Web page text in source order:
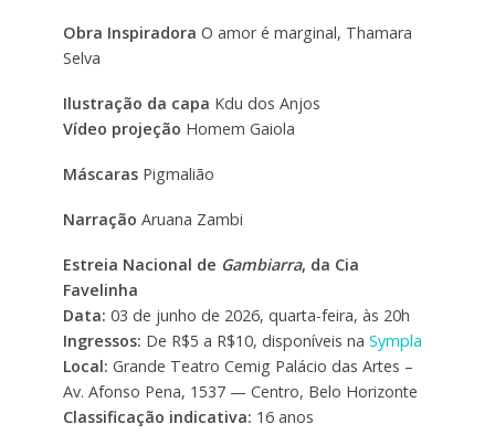
Obra Inspiradora O amor é marginal, Thamara
Selva
Ilustração da capa Kdu dos Anjos
Vídeo projeção Homem Gaiola
Máscaras Pigmalião
Narração Aruana Zambi
Estreia Nacional de Gambiarra, da Cia
Favelinha
Data: 03 de junho de 2026, quarta-feira, às 20h
Ingressos: De R$5 a R$10, disponíveis na Sympla
Local: Grande Teatro Cemig Palácio das Artes –
Av. Afonso Pena, 1537 — Centro, Belo Horizonte
Classificação indicativa: 16 anos